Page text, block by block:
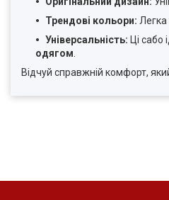
Трендові кольори: Легка
Універсальність: Ці сабо
одягом
Відчуй справжній комфорт,